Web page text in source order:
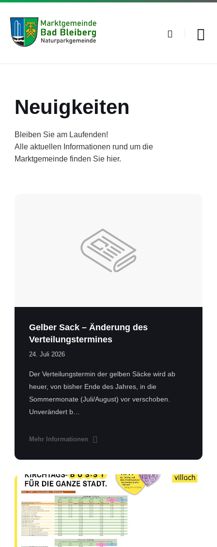
Skip
content
Skip
main
navigation
Skip
footer
Neuigkeiten
Bleiben Sie am Laufenden!
Alle aktuellen Informationen rund um die
Marktgemeinde finden Sie hier.
Gelber Sack – Änderung des
Verteilungstermines
24. Juli 2026
Der Verteilungstermin der gelben Säcke wird ab
heuer, von bisher Ende des Jahres, in die
Sommermonate (Juli/August) vor verschoben.
Unverändert b…
Mehr Informationen
Kirchtagsbus
2026.pdf